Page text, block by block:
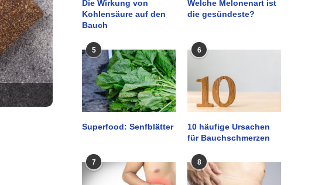
Die Wirkung von
Kohlensäure auf den
Bauch
Welche Melonenart ist
die gesündeste?
5
Superfood: Senfblätter
6
10 häufige Ursachen
für Bauchschmerzen
7 8